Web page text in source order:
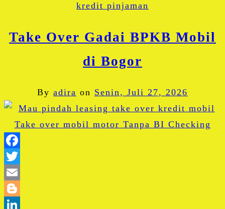
kredit pinjaman
Take Over Gadai BPKB Mobil
di Bogor
By adira on Senin, Juli 27, 2026